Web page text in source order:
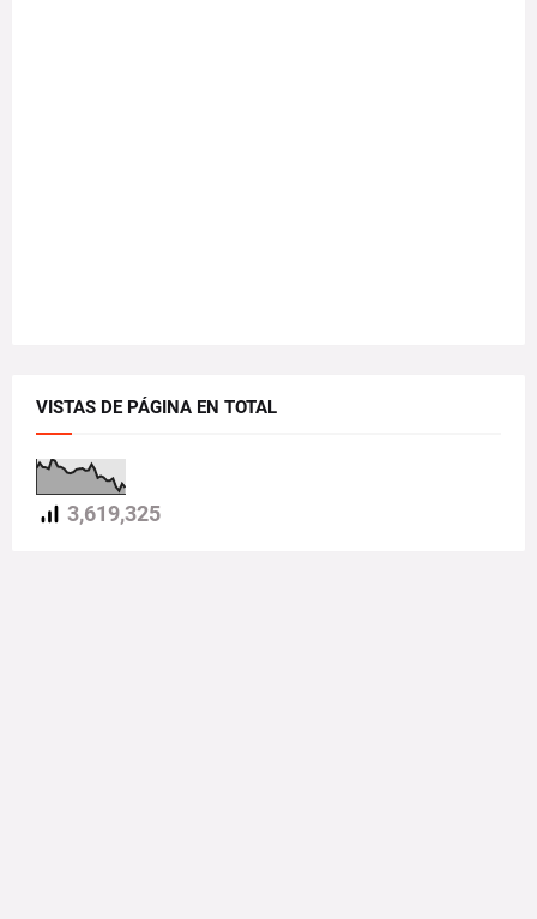
VISTAS DE PÁGINA EN TOTAL
3,619,325